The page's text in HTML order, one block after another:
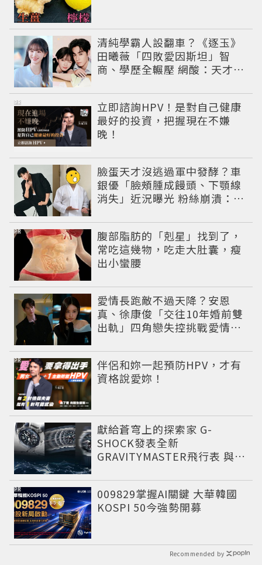
清純學霸人設翻車？《逐玉》
田曦薇「四敗愛因斯坦」智
商、學歷全輾壓 網酸：天才全
立即諮詢HPV！是對自己健康
最好的投資，把握現在不嫌
晚！
PR
臉蛋天才沒逃過軍中發酵？車
銀優「臉頰腫成饅頭、下顎線
消失」近況曝光 粉絲崩潰：空
腹部脂肪的「剋星」找到了，
常吃這幾物，吃走大肚囊，瘦
出小蠻腰
PR
愛情長跑敵不過天降？安恩
真、徐康俊「交往10年婚前雙
出軌」四角戀失控挑戰愛情底
伴侶和妳一起預防HPV，才有
資格說愛妳！
PR
獻給蒼穹上的探索家 G-
SHOCK發表全新
GRAVITYMASTER飛行表 與天
009829掌握AI關鍵 大華韓國
KOSPI 50今強勢開募
PR
Recommended by